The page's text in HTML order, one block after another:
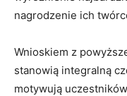
nagrodzenie ich
Wnioskiem z
stanowią integralną
motywują